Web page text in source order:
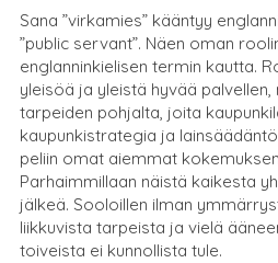
Sana ”virkamies” kääntyy
”public servant”. Näen oman
englanninkielisen termin kautta.
yleisöä ja yleistä hyvää palvellen,
tarpeiden pohjalta, joita
kaupunkistrategia ja
peliin omat aiemmat
Parhaimmillaan näistä kaikesta
jälkeä. Sooloillen ilman
liikkuvista tarpeista ja vielä
toiveista ei kunnollista tule.